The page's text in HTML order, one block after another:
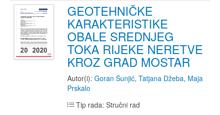
GEOTEHNIČKE
KARAKTERISTIKE
OBALE SREDNJEG
TOKA RIJEKE NERETVE
KROZ GRAD MOSTAR
Autor(i): Goran Šunjić, Tatjana Džeba, Maja
Prskalo
Tip rada: Stručni rad